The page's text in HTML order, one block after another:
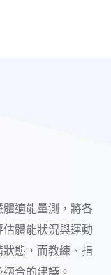
適能量測，將各
體能狀況與運動
態，而教練、指
合的建議。